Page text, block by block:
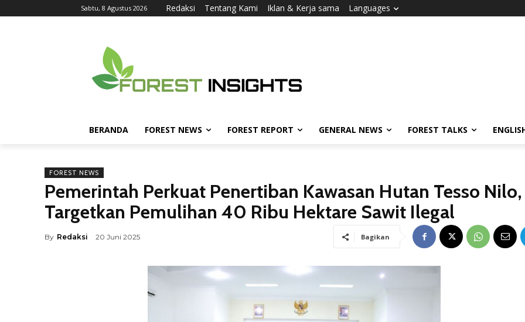
Sabtu, 8 Agustus 2026 Redaksi Tentang Kami Iklan & Kerja sama Languages
BERANDA FOREST NEWS FOREST REPORT GENERAL NEWS FOREST TALKS
FOREST NEWS
Pemerintah Perkuat Penertiban Kawasan Hutan Tesso Nilo,
Targetkan Pemulihan 40 Ribu Hektare Sawit Ilegal
By Redaksi 20 Juni 2025 Bagikan